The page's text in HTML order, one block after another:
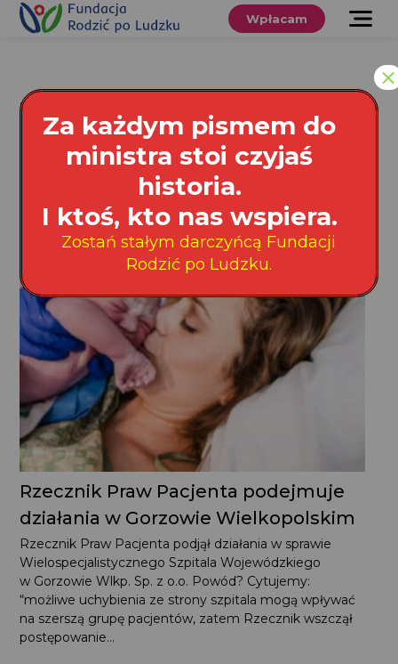
Przewiń
treści
Co robimy
Wspieraj
nas
Sklep
Niezbędnik
Search
for:
Search Button
Wpłacam
Tag: skóra do skóry
Gorzów Wielkopolski
Rzecznik Praw Pacjenta podejmuje
działania w Gorzowie Wielkopolskim
Rzecznik Praw Pacjenta podjął działania w sprawie
Wielospecjalistycznego Szpitala Wojewódzkiego
w Gorzowie Wlkp. Sp. z o.o. Powód? Cytujemy:
“możliwe uchybienia ze strony szpitala mogą wpływać
na szerszą grupę pacjentów, zatem Rzecznik wszczął
postępowanie...
Za każdym pismem do
ministra stoi czyjaś
historia.
I ktoś, kto nas wspiera.
Zostań stałym darczyńcą Fundacji
Rodzić po Ludzku.
×